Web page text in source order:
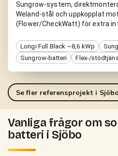
Sungrow-system,
Weland-stål och uppkopplat
(Flower/CheckWatt) för extra
Longi Full Black ~8,6 kWp
Sungrow-batteri
Flex-/
Se fler referensprojekt i Sjöbo
Vanliga frågor om
batteri i Sjöbo